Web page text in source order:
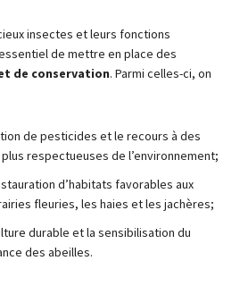
insectes et leurs fonctions
de mettre en place des
de conservation. Parmi celles-ci, on
de pesticides et le recours à des
respectueuses de l’environnement;
d’habitats favorables aux
fleuries, les haies et les jachères;
durable et la sensibilisation du
des abeilles.